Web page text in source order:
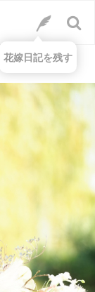
花嫁日記を残す